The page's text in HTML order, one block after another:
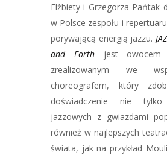
Elżbiety i Grzegorza Pańtak
w Polsce zespołu i
porywającą energią jazzu.
and Forthjest owocem
zrealizowanym we
choreografem, który
doświadczenie nie
jazzowych z gwiazdami
również w najlepszych
świata, jak na przykład